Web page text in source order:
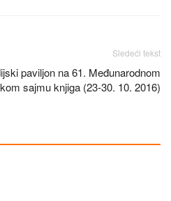
Sledeći tekst
paviljon na 61. Međunarodnom
sajmu knjiga (23-30. 10. 2016)